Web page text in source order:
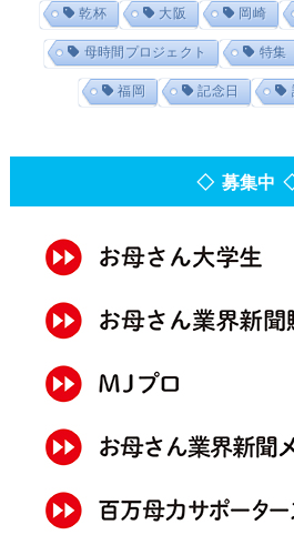
乾杯 大阪 岡崎
母時間プロジェクト 特集
福岡 記念日
◇ 募集中